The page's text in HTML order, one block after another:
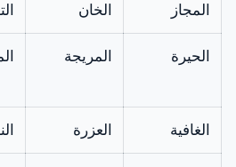
لغسالة
Geepas
في غسالات
Geepas الفوق
أوتوماتيك.
ثرموستات
غسالة جيباس
ثرموستات
الأنواع
المجاز الخان
الحيرة المريجة
الغافية العزرة